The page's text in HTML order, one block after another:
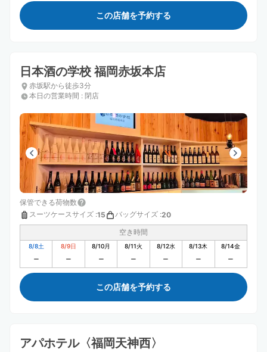
この店舗を予約する
日本酒の学校 福岡赤坂本店
赤坂駅から徒歩3分
本日の営業時間 : 閉店
保管できる荷物数
スーツケースサイズ :15 バッグサイズ :20
空き時間
8/8土 8/9日 8/10月 8/11火 8/12水 8/13木 8/14金
この店舗を予約する
アパホテル〈福岡天神西〉